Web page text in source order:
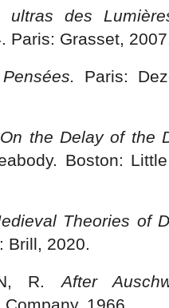
ultras des
Paris: Grasset,
Pensées.
Paris:
On the Delay of the
Boston:
Theories of
Brill, 2020.
R.After